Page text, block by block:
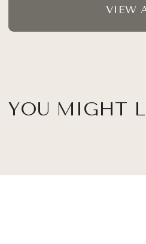
VIEW
YOU MIGHT